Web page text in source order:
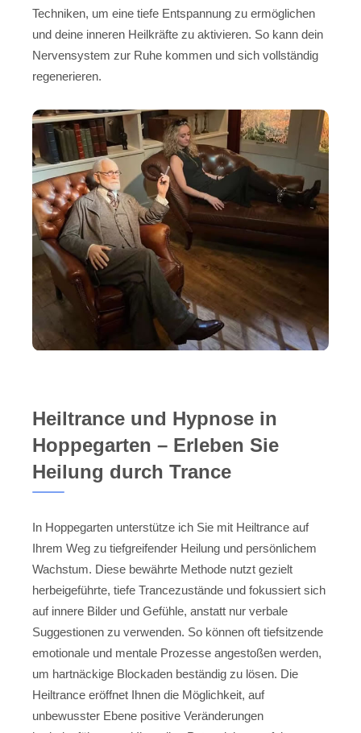
Techniken, um eine tiefe Entspannung zu ermöglichen
und deine inneren Heilkräfte zu aktivieren. So kann dein
Nervensystem zur Ruhe kommen und sich vollständig
regenerieren.
Heiltrance und Hypnose in
Hoppegarten – Erleben Sie
Heilung durch Trance
In Hoppegarten unterstütze ich Sie mit Heiltrance auf
Ihrem Weg zu tiefgreifender Heilung und persönlichem
Wachstum. Diese bewährte Methode nutzt gezielt
herbeigeführte, tiefe Trancezustände und fokussiert sich
auf innere Bilder und Gefühle, anstatt nur verbale
Suggestionen zu verwenden. So können oft tiefsitzende
emotionale und mentale Prozesse angestoßen werden,
um hartnäckige Blockaden beständig zu lösen. Die
Heiltrance eröffnet Ihnen die Möglichkeit, auf
unbewusster Ebene positive Veränderungen